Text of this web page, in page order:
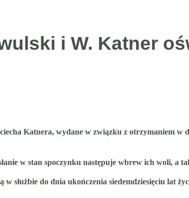
i W. Katner
Katnera, wydane w związku z otrzymaniem w
w stan spoczynku następuje wbrew ich woli, a
służbie do dnia ukończenia siedemdziesięciu lat